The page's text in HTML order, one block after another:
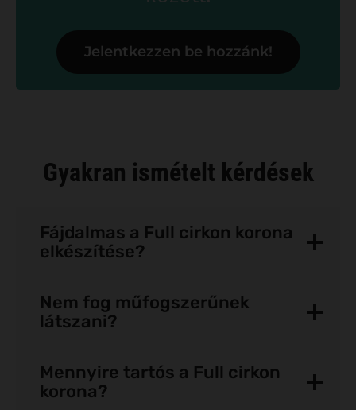
Jelentkezzen be hozzánk!
Gyakran ismételt kérdések
Fájdalmas a Full cirkon korona
elkészítése?
Nem fog műfogszerűnek
látszani?
Mennyire tartós a Full cirkon
korona?